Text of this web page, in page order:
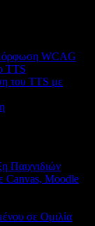
WCAG
TTS
του TTS με
Παιχνιδιών
Canvas, Moodle
σε Ομιλία